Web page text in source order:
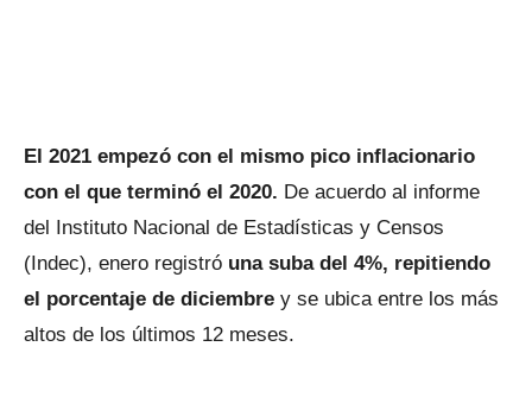
El 2021 empezó con el mismo pico inflacionario
con el que terminó el 2020. De acuerdo al informe
del Instituto Nacional de Estadísticas y Censos
(Indec), enero registró una suba del 4%, repitiendo
el porcentaje de diciembre y se ubica entre los más
altos de los últimos 12 meses.